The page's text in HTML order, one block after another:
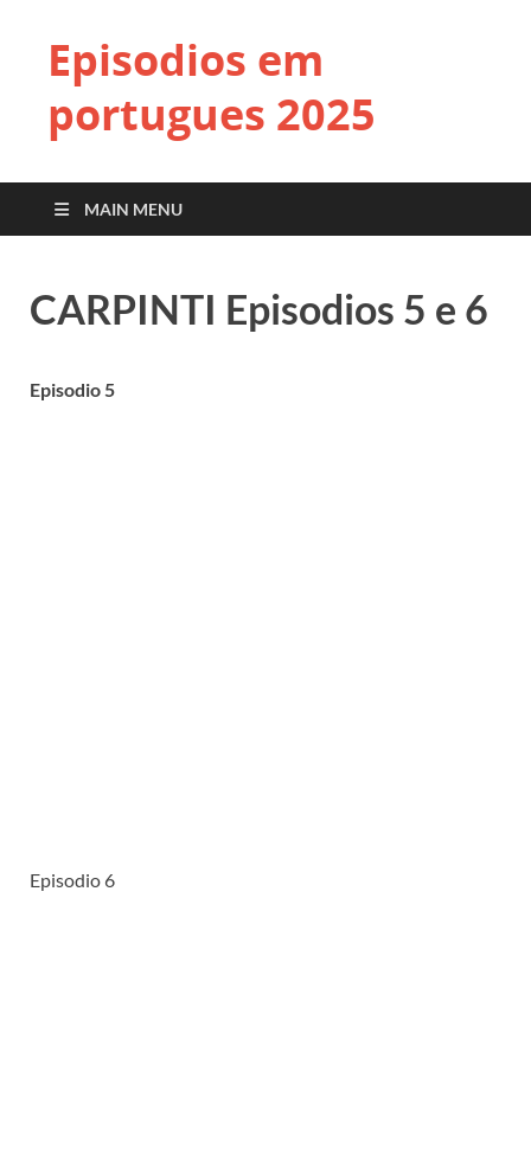
Episodios em
portugues 2025
MAIN MENU
CARPINTI Episodios 5 e 6
Episodio 5
Episodio 6